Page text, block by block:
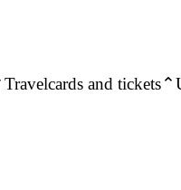
Travelcards and tickets